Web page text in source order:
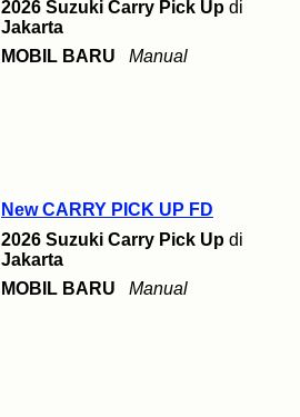
2026 Suzuki Carry Pick Up di
Jakarta
MOBIL BARU
Manual
New CARRY PICK UP FD
2026 Suzuki Carry Pick Up di
Jakarta
MOBIL BARU
Manual